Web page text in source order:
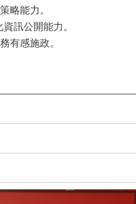
略能力。
訊公開能力。
有感施政。